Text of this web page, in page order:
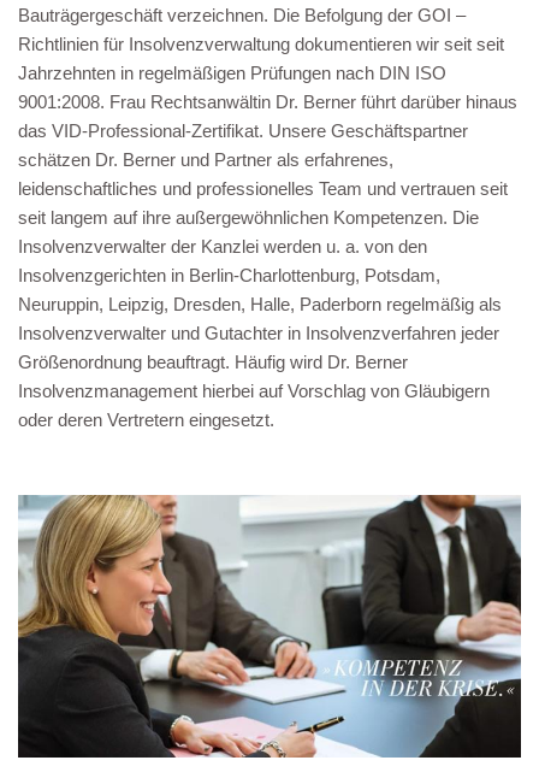
Bauträgergeschäft verzeichnen. Die Befolgung der GOI –
Richtlinien für Insolvenzverwaltung dokumentieren wir seit seit
Jahrzehnten in regelmäßigen Prüfungen nach DIN ISO
9001:2008. Frau Rechtsanwältin Dr. Berner führt darüber hinaus
das VID-Professional-Zertifikat. Unsere Geschäftspartner
schätzen Dr. Berner und Partner als erfahrenes,
leidenschaftliches und professionelles Team und vertrauen seit
seit langem auf ihre außergewöhnlichen Kompetenzen. Die
Insolvenzverwalter der Kanzlei werden u. a. von den
Insolvenzgerichten in Berlin-Charlottenburg, Potsdam,
Neuruppin, Leipzig, Dresden, Halle, Paderborn regelmäßig als
Insolvenzverwalter und Gutachter in Insolvenzverfahren jeder
Größenordnung beauftragt. Häufig wird Dr. Berner
Insolvenzmanagement hierbei auf Vorschlag von Gläubigern
oder deren Vertretern eingesetzt.